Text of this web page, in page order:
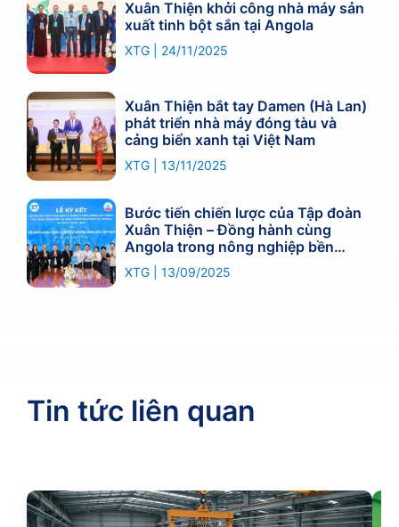
Xuân Thiện khởi công nhà máy sản
xuất tinh bột sắn tại Angola
XTG 24/11/2025
Xuân Thiện bắt tay Damen (Hà Lan)
phát triển nhà máy đóng tàu và
cảng biển xanh tại Việt Nam
XTG 13/11/2025
Bước tiến chiến lược của Tập đoàn
Xuân Thiện – Đồng hành cùng
Angola trong nông nghiệp bền
vững
XTG 13/09/2025
Tin tức liên quan